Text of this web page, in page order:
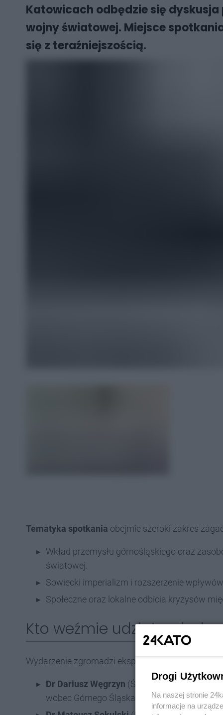
Katowicach odbędzie się
wojny światowej. Miejsce
się z teraźniejszością.
Tematyka spotkania obejmie szeroki zakres
Wkład przemysłu górnośląskiego oraz
światowej.
Sowiecki imperializm i rozszerzenie
Społeczne oraz lokalne odbicia kryzysów
Kto weźmie udział w
Wydarzenie zgromadzi ekspertów z różnych
Dr Dariusz Węgrzyn (Śląskie Centrum
wobec Górnego Śląska na tle działań
Drogi
Na naszej stronie
informacje na